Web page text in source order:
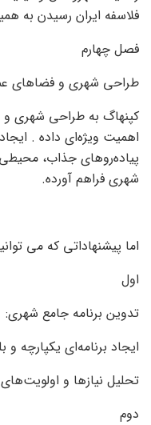
فلاسفه ایران رسیدن به
فصل چهارم
طراحی شهری و فضاهای
کپنهاگ به طراحی شهری و
اهمیت ویژه‌ای داده .
پیاده‌روهای جذاب، محیطی
شهری فراهم آورده.
اما پیشنهاداتی که می
اول
تدوین برنامه جامع شهری:
ایجاد برنامه‌ای یکپارچه
تحلیل نیازها و
دوم